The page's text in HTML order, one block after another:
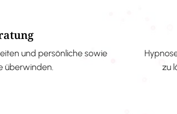
und persönliche sowie
überwinden.
zu